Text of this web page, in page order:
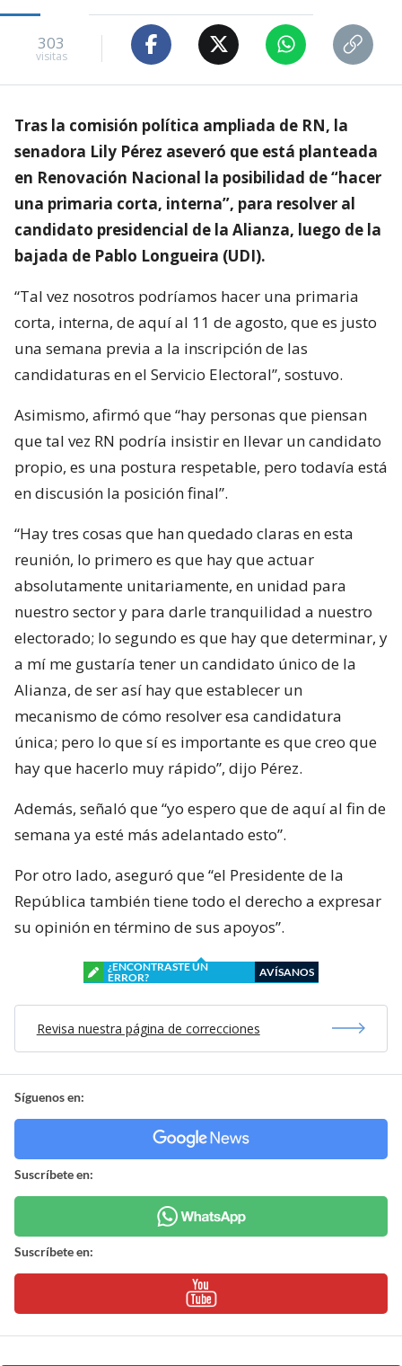
303
visitas
Tras la comisión política ampliada de RN, la
senadora Lily Pérez aseveró que está planteada
en Renovación Nacional la posibilidad de “hacer
una primaria corta, interna”, para resolver al
candidato presidencial de la Alianza, luego de la
bajada de Pablo Longueira (UDI).
“Tal vez nosotros podríamos hacer una primaria
corta, interna, de aquí al 11 de agosto, que es justo
una semana previa a la inscripción de las
candidaturas en el Servicio Electoral”, sostuvo.
Asimismo, afirmó que “hay personas que piensan
que tal vez RN podría insistir en llevar un candidato
propio, es una postura respetable, pero todavía está
en discusión la posición final”.
“Hay tres cosas que han quedado claras en esta
reunión, lo primero es que hay que actuar
absolutamente unitariamente, en unidad para
nuestro sector y para darle tranquilidad a nuestro
electorado; lo segundo es que hay que determinar, y
a mí me gustaría tener un candidato único de la
Alianza, de ser así hay que establecer un
mecanismo de cómo resolver esa candidatura
única; pero lo que sí es importante es que creo que
hay que hacerlo muy rápido”, dijo Pérez.
Además, señaló que “yo espero que de aquí al fin de
semana ya esté más adelantado esto”.
Por otro lado, aseguró que “el Presidente de la
República también tiene todo el derecho a expresar
su opinión en término de sus apoyos”.
¿ENCONTRASTE UN
ERROR?
AVÍSANOS
Revisa nuestra página de correcciones
Síguenos en:
Suscríbete en:
Suscríbete en: